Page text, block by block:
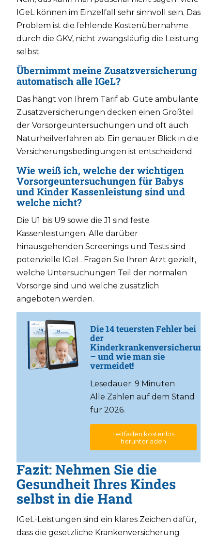
IGeL können im Einzelfall sehr sinnvoll sein. Das
Problem ist die fehlende Kostenübernahme
durch die GKV, nicht zwangsläufig die Leistung
selbst.
Übernimmt meine Zusatzversicherung
automatisch alle IGeL?
Das hängt von Ihrem Tarif ab. Gute ambulante
Zusatzversicherungen decken einen Großteil
der Vorsorgeuntersuchungen und oft auch
Naturheilverfahren ab. Ein genauer Blick in die
Versicherungsbedingungen ist entscheidend.
Wie weiß ich, welche derwichtigen
Vorsorgeuntersuchungen für Babys
und KinderKassenleistung sind und
welche nicht?
Die U1 bis U9 sowie die J1 sind feste
Kassenleistungen. Alle darüber
hinausgehenden Screenings und Tests sind
potenzielle IGeL. Fragen Sie Ihren Arzt gezielt,
welche Untersuchungen Teil der normalen
Vorsorge sind und welche zusätzlich
angeboten werden.
Die 14 teuersten Fehler bei
der
Kinderkrankenversicherung
– und wie man sie
vermeidet!
Lesedauer: 9 Minuten
Alle Zahlen auf dem Stand
für 2026.
Leitfaden kostenlos
herunterladen
Fazit: Nehmen Sie die
Gesundheit Ihres Kindes
selbst in die Hand
IGeL-Leistungen sind ein klares Zeichen dafür,
dass die gesetzliche Krankenversicherung